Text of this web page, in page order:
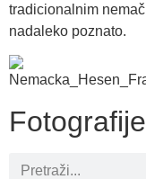
tradicionalnim
nadaleko poznato.